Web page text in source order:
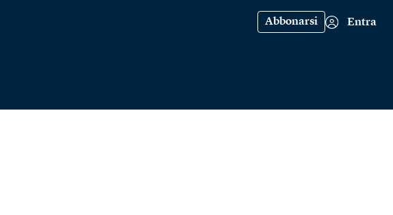
Abbonarsi Entra